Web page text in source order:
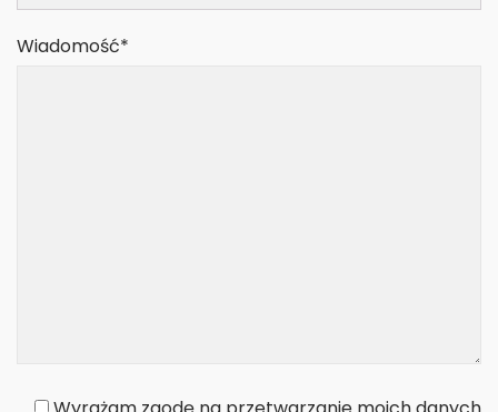
Wiadomość*